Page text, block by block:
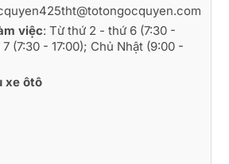
việc: Từ thứ 2 - thứ 6 (7:30 -
(7:30 - 17:00); Chủ Nhật (9:00 -
xe ôtô